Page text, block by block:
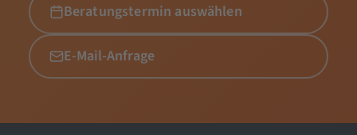
Beratungstermin auswählen
E-Mail-Anfrage